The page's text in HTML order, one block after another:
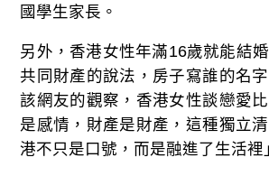
國學生家長。
另外，香港女性年滿16歲就能結
共同財產的說法，房子寫誰的名
該網友的觀察，香港女性談戀愛
是感情，財產是財產，這種獨立
港不只是口號，而是融進了生活裡